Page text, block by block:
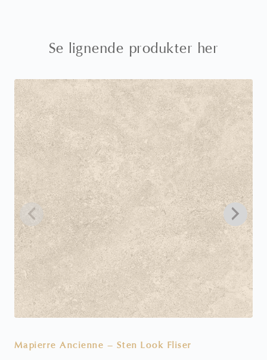
Se lignende produkter her
Mapierre Ancienne – Sten Look Fliser